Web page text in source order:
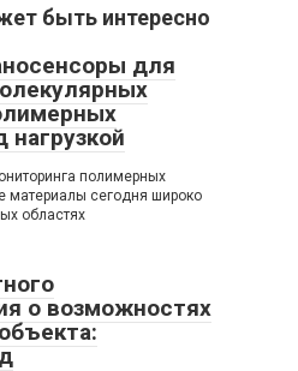
быть интересно
для
нагрузкой
полимерных
материалы сегодня широко
областях
о возможностях